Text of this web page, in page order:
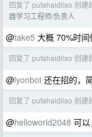
回复了 pufahaidilao 创建
器学习工程师/负责人
@take5 大概 70%时
回复了 pufahaidilao 创建
@lyonbot 还在招的，
回复了 pufahaidilao 创建
@helloworld2048 可